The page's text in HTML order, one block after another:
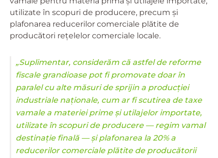
utilizate în scopuri de producere, precum și
plafonarea reducerilor comerciale plătite de
producători rețelelor comerciale locale.
„Suplimentar, considerăm că astfel de reforme
fiscale grandioase pot fi promovate doar în
paralel cu alte măsuri de sprijin a producției
industriale naționale, cum ar fi scutirea de taxe
vamale a materiei prime și utilajelor importate,
utilizate în scopuri de producere — regim vamal
destinație finală — și plafonarea la 20% a
reducerilor comerciale plătite de producătorii